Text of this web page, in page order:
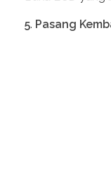
5. Pasang